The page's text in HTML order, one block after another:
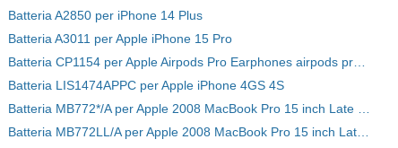
Batteria A2850 per iPhone 14 Plus
Batteria A3011 per Apple iPhone 15 Pro
Batteria LIS1474APPC per Apple iPhone 4GS 4S